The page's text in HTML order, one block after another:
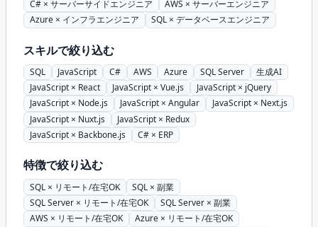
C# × サーバーサイドエンジニア
AWS × サーバーエンジニア
Azure × インフラエンジニア
SQL × データベースエンジニア
スキルで絞り込む
SQL JavaScript C# AWS Azure SQL Server
生成AI
JavaScript × React
JavaScript × Vue.js
JavaScript × jQuery
JavaScript × Node.js
JavaScript × Angular
JavaScript × Next.js
JavaScript × Nuxt.js
JavaScript × Redux
JavaScript × Backbone.js
C# × ERP
特徴で絞り込む
SQL × リモート/在宅OK
SQL × 副業
SQL Server × リモート/在宅OK
SQL Server × 副業
AWS × リモート/在宅OK
Azure × リモート/在宅OK